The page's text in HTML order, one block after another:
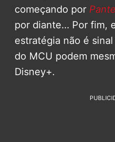
começando por
por diante… Por fim,
estratégia não é
do MCU podem
Disney+.